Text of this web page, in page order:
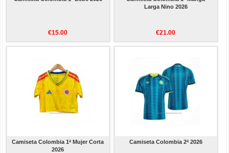
€15.00
Larga Nino 2026
€21.00
Camiseta Colombia 1ª Mujer Corta
2026
Camiseta Colombia 2ª 2026